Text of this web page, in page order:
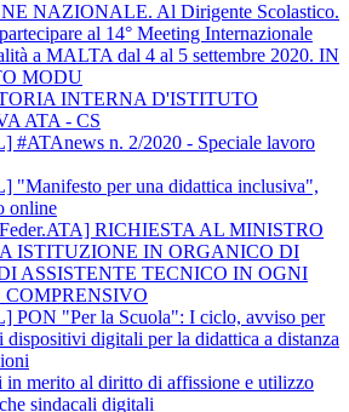
NAZIONALE. Al Dirigente Scolastico.
al 14° Meeting Internazionale
a MALTA dal 4 al 5 settembre 2020. IN
MODU
INTERNA D'ISTITUTO
ATA - CS
#ATAnews n. 2/2020 - Speciale lavoro
"Manifesto per una didattica inclusiva",
online
RICHIESTA AL MINISTRO
ISTITUZIONE IN ORGANICO DI
ASSISTENTE TECNICO IN OGNI
PON "Per la Scuola": I ciclo, avviso per
dispositivi digitali per la didattica a distanza
in merito al diritto di affissione e utilizzo
sindacali digitali